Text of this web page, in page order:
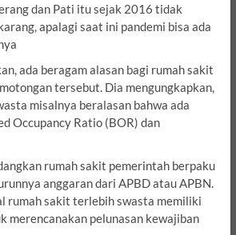
dan Pati itu sejak 2016 tidak
apalagi saat ini pandemi bisa ada
ada beragam alasan bagi rumah sakit
tersebut. Dia mengungkapkan,
misalnya beralasan bahwa ada
Occupancy Ratio (BOR) dan
rumah sakit pemerintah berpaku
anggaran dari APBD atau APBN.
rumah sakit terlebih swasta memiliki
merencanakan pelunasan kewajiban